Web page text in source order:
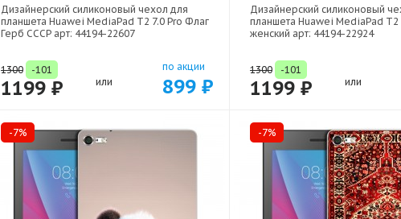
Дизайнерский силиконовый чехол для
планшета Huawei MediaPad T2 7.0 Pro Флаг
Герб СССР арт: 44194-22607
1300 -101
1199 ₽ или
по акции
899 ₽
Дизайнерский силиконовый
планшета Huawei MediaPad T2
женский арт: 44194-22924
1300 -101
1199 ₽ или
-7% -7%